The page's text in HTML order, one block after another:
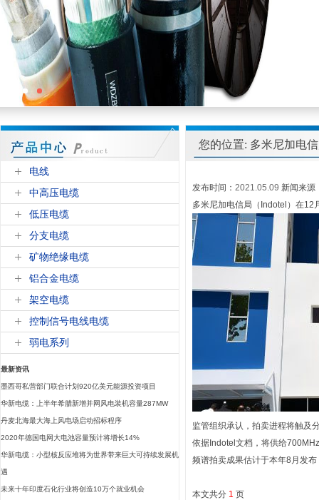
电线
中高压电缆
低压电缆
分支电缆
矿物绝缘电缆
铝合金电缆
架空电缆
控制信号电线电缆
弱电系列
最新资讯
墨西哥私营部门联合计划920亿美元能源投资项目
华新电缆：上半年希腊新增并网风电装机容量287MW
丹麦北海最大海上风电场启动招标程序
2020年德国电网大电池容量预计将增长14%
华新电缆：小型核反应堆将为世界带来巨大可持续发展机
遇
未来十年印度石化行业将创造10万个就业机会
您的位置: 多米尼加电
发布时间： 2021.05.09 新闻来源
多米尼加电信局（Indotel）在12
监管组织承认，拍卖进程将触及
依据Indotel文档，将供给
频谱拍卖成果估计于本年8月发
本文共分 1 页